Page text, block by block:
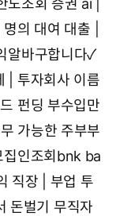
도조회 증권 ai |
의 대여 대출 |
알바구합니다✓
| 투자회사 이름
펀딩 부수입만
가능한 주부부
집인조회bnk ba
직장 | 부업 투
돈벌기
무직자